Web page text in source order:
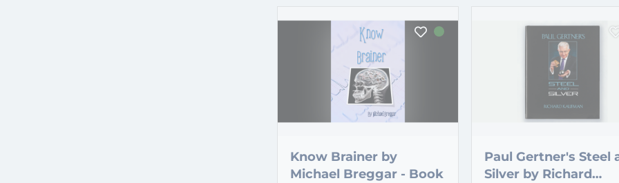
Know Brainer by
Michael Breggar - Book
Paul Gertner's Steel
Silver by Richard